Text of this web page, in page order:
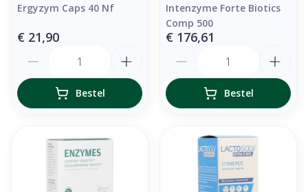
Ergyzym Caps 40 Nf
€ 21,90
Bestel
Intenzyme Forte Biotics
Comp 500
€ 176,61
Bestel